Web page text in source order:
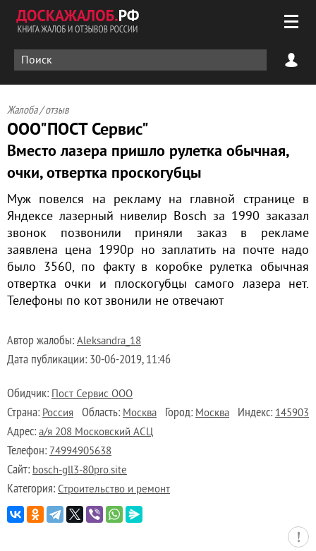
Жалоба / отзыв
ООО"ПОСТ Сервис"
Вместо лазера пришло рулетка обычная,
очки, отвертка проскогубцы
Муж повелся на рекламу на главной странице в
Яндексе лазерный нивелир Bosch за 1990 заказал
звонок позвонили приняли заказ в рекламе
заявлена цена 1990р но заплатить на почте надо
было 3560, по факту в коробке рулетка обычная
отвертка очки и плоскогубцы самого лазера нет.
Телефоны по кот звонили не отвечают
Автор жалобы: Aleksandra_18
Дата публикации: 30-06-2019, 11:46
Обидчик: Пост Сервис ООО
Страна: Россия Область: Москва Город: Москва Индекс: 145903
Адрес: а/я 208 Московский АСЦ
Телефон: 74994905638
Сайт: bosch-gll3-80pro.site
Категория: Строительство и ремонт